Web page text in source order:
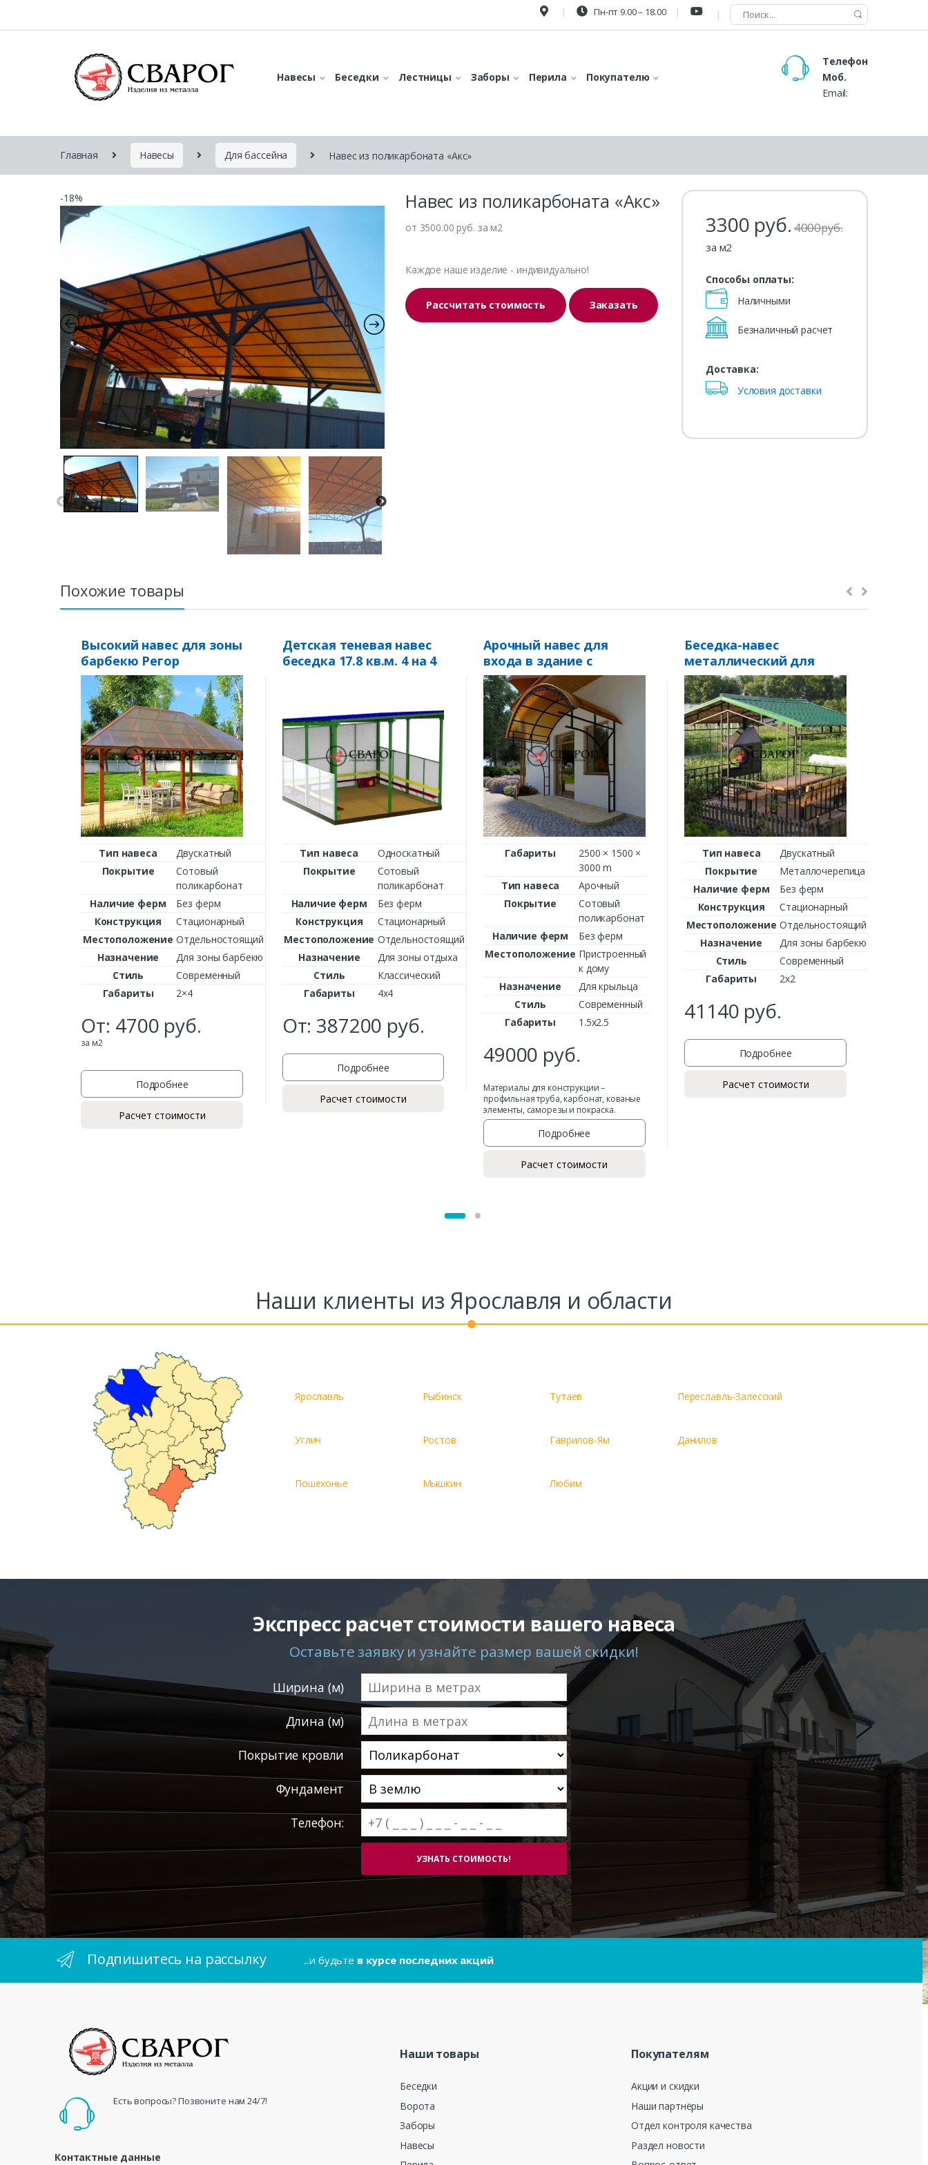
Заказать
Ваше имя*
Пн-пт 9.00 – 18.00
Навесы Беседки Лестницы Заборы Перила Покупателю
Телефон
Моб.
Email:
Главная Навесы Для бассейна Навес из поликарбоната «Акс»
-18% Навес из поликарбоната «Акс»
от 3500.00 руб. за м2
Каждое наше изделие - индивидуально!
Рассчитать стоимость Заказать
3300 руб. 4000руб.
за м2
Способы оплаты:
Наличными
Безналичный расчет
Доставка:
Условия доставки
Похожие товары
Высокий навес для зоны
барбекю Регор
Тип навеса
Двускатный
Покрытие
Сотовый
поликарбонат
Наличие ферм
Без ферм
Конструкция
Стационарный
Местоположение Отдельностоящий
Назначение
Для зоны барбекю
Стиль
Современный
Габариты
2×4
От: 4700 руб.
за м2
Подробнее
Расчет стоимости
Детская теневая навес
беседка 17.8 кв.м. 4 на 4
Тип навеса
Односкатный
Покрытие
Сотовый
поликарбонат
Наличие ферм
Без ферм
Конструкция
Стационарный
Местоположение Отдельностоящий
Назначение
Для зоны отдыха
Стиль
Классический
Габариты
4х4
От: 387200 руб.
Подробнее
Расчет стоимости
Арочный навес для
входа в здание с
необычным каркасом
НБ-8
Габариты
2500 × 1500 ×
3000 m
Тип навеса
Арочный
Покрытие
Сотовый
поликарбонат
Наличие ферм
Без ферм
Местоположение Пристроенный
к дому
Назначение
Для крыльца
Стиль
Современный
Габариты
1.5х2.5
49000 руб.
Материалы для конструкции –
профильная труба, карбонат, кованые
элементы, саморезы и покраска.
Подробнее
Расчет стоимости
Беседка-навес
металлический для
мангала 2 на 2
«Стремительная»
Тип навеса
Двускатный
Покрытие
Металлочерепица
Наличие ферм
Без ферм
Конструкция
Стационарный
Местоположение Отдельностоящий
Назначение
Для зоны барбекю
Стиль
Современный
Габариты
2х2
41140 руб.
Подробнее
Расчет стоимости
Наши клиенты из Ярославля и области
Ярославль Рыбинск Тутаев Переславль-Залесский
Углич Ростов Гаврилов-Ям Данилов
Пошехонье Мышкин Любим
Экспресс расчет стоимости вашего навеса
Оставьте заявку и узнайте размер вашей скидки!
Ширина (м)
Длина (м)
Покрытие кровли
Фундамент
Телефон:
Подпишитесь на рассылку ...и будьте в курсе последних акций
Есть вопросы? Позвоните нам 24/7!
Контактные данные
Наши товары
Беседки
Ворота
Заборы
Навесы
Покупателям
Акции и скидки
Наши партнёры
Отдел контроля качества
Раздел новости